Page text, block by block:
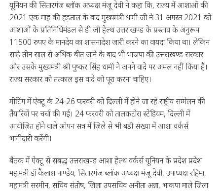
यूनियन की सितारगंज ब्लॉक अध्यक्ष मंजू देवी ने कहा कि, राज्य में आशाओं की
2021 एक माह की हड़ताल के बाद मुख्यमंत्री धामी जी ने 31 अगस्त 2021 को
आशाओं के प्रतिनिधिमंडल से डी जी हेल्थ उत्तराखण्ड के प्रस्ताव के अनुरूप
11500 रुपए के मानदेय का शासनादेश जारी करने का वायदा किया था। लेकिन
साढ़े तीन साल से अधिक बीत जाने के बाद भी भाजपा की उत्तराखण्ड सरकार
और उसके मुख्यमंत्री श्री पुष्कर सिंह धामी ने अपने वादे पर अमल नहीं किया है।
राज्य सरकार को तत्काल इस वादे को पूरा करना चाहिए।
मीटिंग में ऐक्टू के 24-26 फरवरी को दिल्ली में होने जा रहे राष्ट्रीय सम्मेलन की
तैयारियों पर चर्चा की गई। 24 फरवरी को तालकटोरा स्टेडियम, दिल्ली में
आयोजित होने वाले ओपन सत्र में जिले से भी बड़ी संख्या में आशा वर्कर्स
भागीदारी करेंगी।
बैठक में ऐक्टू से संबद्ध उत्तराखण्ड आशा हेल्थ वर्कर्स यूनियन के प्रदेश प्रदेश
महामंत्री डॉ कैलाश पाण्डेय, सितारगंज ब्लॉक अध्यक्ष मंजू देवी, उपाध्यक्ष रहिमा,
महामंत्री सरमीन, सचिव संतोष, जिला उपसचिव अनीता अन्ना, भाकपा माले जिला